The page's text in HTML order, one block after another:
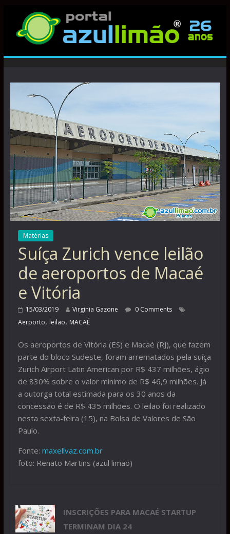
Matérias
Suíça Zurich vence leilão
de aeroportos de Macaé
e Vitória
15/03/2019 Virginia Gazone
0 Comments
Aerporto, leilão, MACAÉ
Os aeroportos de Vitória (ES) e Macaé (RJ), que fazem
parte do bloco Sudeste, foram arrematados pela suíça
Zurich Airport Latin American por R$ 437 milhões, ágio
de 830% sobre o valor mínimo de R$ 46,9 milhões. Já
a outorga total estimada para os 30 anos da
concessão é de R$ 435 milhões. O leilão foi realizado
nesta sexta-feira (15), na Bolsa de Valores de São
Paulo.
Fonte: maxellvaz.com.br
foto: Renato Martins (azul limão)
INSCRIÇÕES PARA MACAÉ STARTUP
TERMINAM DIA 24